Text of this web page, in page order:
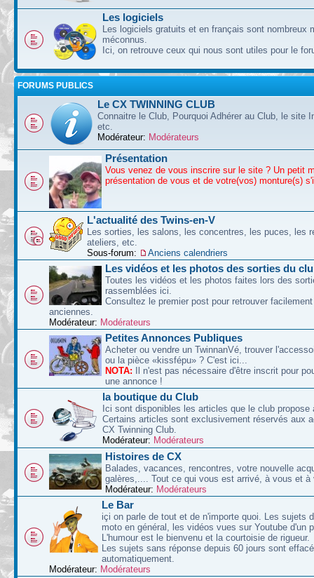
Les logiciels
Les logiciels gratuits et en français sont nombreux
méconnus.
Ici, on retrouve ceux qui nous sont utiles pour le
FORUMS PUBLICS
Le CX TWINNING CLUB
Connaitre le Club, Pourquoi Adhérer au Club, le site
etc.
Modérateur: Modérateurs
Présentation
Vous venez de vous inscrire sur le site ? Un petit
présentation de vous et de votre(vos) monture(s)
L'actualité des Twins-en-V
Les sorties, les salons, les concentres, les puces, les
ateliers, etc.
Sous-forum:
Anciens calendriers
Les vidéos et les photos des sorties du
Toutes les vidéos et les photos faites lors des
rassemblées ici.
Consultez le premier post pour retrouver
anciennes.
Modérateur: Modérateurs
Petites Annonces Publiques
Acheter ou vendre un TwinnanVé, trouver
ou la pièce «kissfépu» ? C'est ici...
NOTA: Il n'est pas nécessaire d'être inscrit pour
une annonce !
la boutique du Club
Ici sont disponibles les articles que le club propose
Certains articles sont exclusivement réservés aux
CX Twinning Club.
Modérateur: Modérateurs
Histoires de CX
Balades, vacances, rencontres, votre nouvelle
galères,.... Tout ce qui vous est arrivé, à vous et à
Modérateur: Modérateurs
Le Bar
içi on parle de tout et de n'importe quoi. Les sujets
moto en général, les vidéos vues sur Youtube d'un
L'humour est le bienvenu et la courtoisie de rigueur.
Les sujets sans réponse depuis 60 jours sont
automatiquement.
Modérateur: Modérateurs